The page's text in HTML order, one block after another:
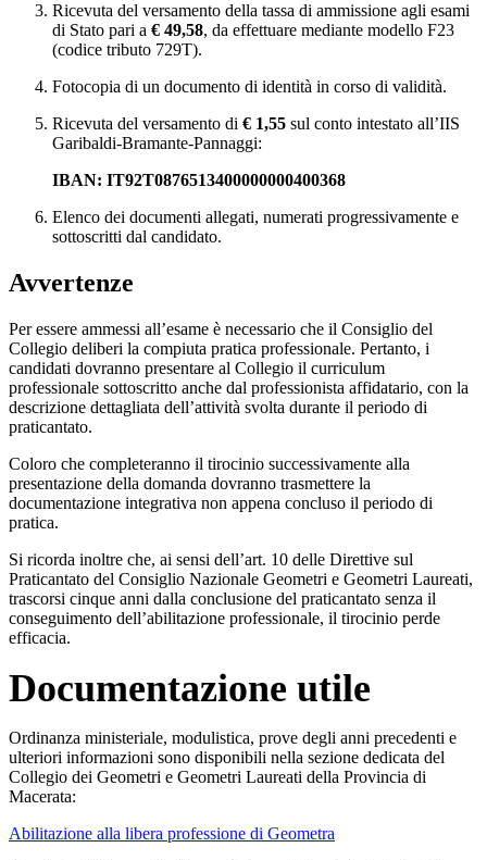
Ricevuta del versamento della tassa di ammissione agli esami
di Stato pari a € 49,58, da effettuare mediante modello F23
(codice tributo 729T).
Fotocopia di un documento di identità in corso di validità.
Ricevuta del versamento di € 1,55 sul conto intestato all’IIS
Garibaldi-Bramante-Pannaggi:
IBAN: IT92T0876513400000000400368
Elenco dei documenti allegati, numerati progressivamente e
sottoscritti dal candidato.
Avvertenze
Per essere ammessi all’esame è necessario che il Consiglio del
Collegio deliberi la compiuta pratica professionale. Pertanto, i
candidati dovranno presentare al Collegio il curriculum
professionale sottoscritto anche dal professionista affidatario, con la
descrizione dettagliata dell’attività svolta durante il periodo di
praticantato.
Coloro che completeranno il tirocinio successivamente alla
presentazione della domanda dovranno trasmettere la
documentazione integrativa non appena concluso il periodo di
pratica.
Si ricorda inoltre che, ai sensi dell’art. 10 delle Direttive sul
Praticantato del Consiglio Nazionale Geometri e Geometri Laureati,
trascorsi cinque anni dalla conclusione del praticantato senza il
conseguimento dell’abilitazione professionale, il tirocinio perde
efficacia.
Documentazione utile
Ordinanza ministeriale, modulistica, prove degli anni precedenti e
ulteriori informazioni sono disponibili nella sezione dedicata del
Collegio dei Geometri e Geometri Laureati della Provincia di
Macerata:
Abilitazione alla libera professione di Geometra